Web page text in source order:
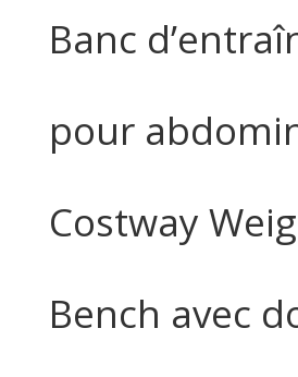
Banc
pour
Costway
Bench avec